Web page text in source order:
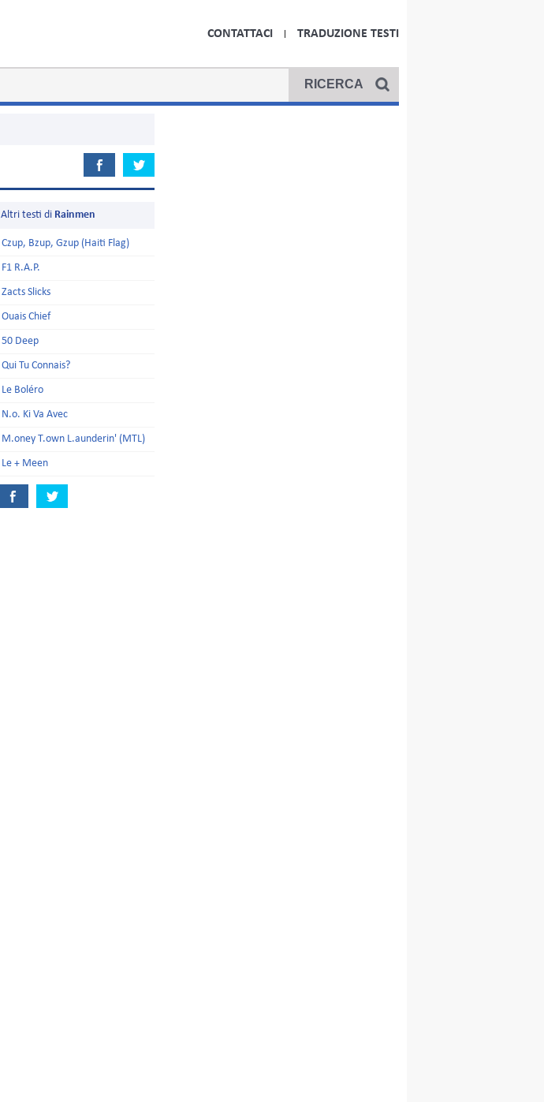
CONTATTACI TRADUZIONE TESTI
Altri testi di Rainmen
Czup, Bzup, Gzup (Haiti Flag)
F1 R.A.P.
Zacts Slicks
Ouais Chief
50 Deep
Qui Tu Connais?
Le Boléro
N.o. Ki Va Avec
M.oney T.own L.aunderin' (MTL)
Le + Meen